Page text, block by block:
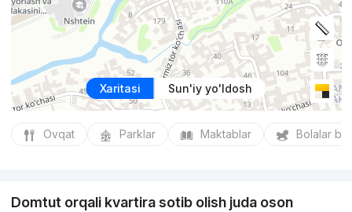
Xaritasi Sun'iy yo'ldosh
Ovqat Parklar Maktablar Bolalar
Domtut orqali kvartira sotib olish juda oson